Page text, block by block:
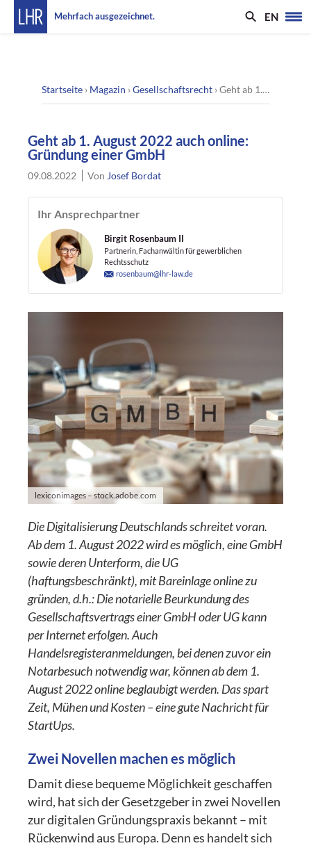
Mehrfach ausgezeichnet. EN
Startseite › Magazin ›Gesellschaftsrecht ›Geht ab 1. August 2022 auch online: Gründung einer GmbH
Geht ab 1. August 2022 auch online:
Gründung einer GmbH
09.08.2022 Von Josef Bordat
Ihr Ansprechpartner
Birgit Rosenbaum II
Partnerin, Fachanwältin für gewerblichen
Rechtsschutz
rosenbaum@lhr-law.de
lexiconimages – stock.adobe.com
Die Digitalisierung Deutschlands schreitet voran.
Ab dem 1. August 2022 wird es möglich, eine GmbH
sowie deren Unterform, die UG
(haftungsbeschränkt), mit Bareinlage online zu
gründen, d.h.: Die notarielle Beurkundung des
Gesellschaftsvertrags einer GmbH oder UG kann
per Internet erfolgen. Auch
Handelsregisteranmeldungen, bei denen zuvor ein
Notarbesuch notwendig war, können ab dem 1.
August 2022 online beglaubigt werden. Das spart
Zeit, Mühen und Kosten – eine gute Nachricht für
StartUps.
Zwei Novellen machen es möglich
Damit diese bequeme Möglichkeit geschaffen
wird, hat sich der Gesetzgeber in zwei Novellen
zur digitalen Gründungspraxis bekannt – mit
Rückenwind aus Europa. Denn es handelt sich